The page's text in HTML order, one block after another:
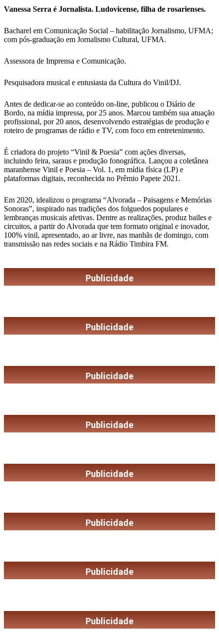
Vanessa Serra é Jornalista. Ludovicense, filha de rosarienses.
Bacharel em Comunicação Social – habilitação Jornalismo, UFMA;
com pós-graduação em Jornalismo Cultural, UFMA.
Assessora de Imprensa e Comunicação.
Pesquisadora musical e entusiasta da Cultura do Vinil/DJ.
Antes de dedicar-se ao conteúdo on-line, publicou o Diário de
Bordo, na mídia impressa, por 25 anos. Marcou também sua atuação
profissional, por 20 anos, desenvolvendo estratégias de produção e
roteiro de programas de rádio e TV, com foco em entretenimento.
É criadora do projeto “Vinil & Poesia” com ações diversas,
incluindo feira, saraus e produção fonográfica. Lançou a coletânea
maranhense Vinil e Poesia – Vol. 1, em mídia física (LP) e
plataformas digitais, reconhecida no Prêmio Papete 2021.
Em 2020, idealizou o programa “Alvorada – Paisagens e Memórias
Sonoras”, inspirado nas tradições dos folguedos populares e
lembranças musicais afetivas. Dentre as realizações, produz bailes e
circuitos, a partir do Alvorada que tem formato original e inovador,
100% vinil, apresentado, ao ar livre, nas manhãs de domingo, com
transmissão nas redes sociais e na Rádio Timbira FM.
Publicidade
Publicidade
Publicidade
Publicidade
Publicidade
Publicidade
Publicidade
Publicidade